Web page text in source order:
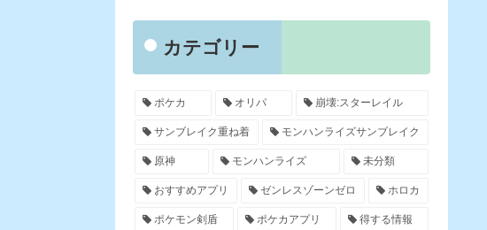
カテゴリー
ポケカ オリパ 崩壊:スターレイル
サンブレイク重ね着 モンハンライズサンブレイク
原神 モンハンライズ 未分類
おすすめアプリ ゼンレスゾーンゼロ ホロカ
ポケモン剣盾 ポケカアプリ 得する情報